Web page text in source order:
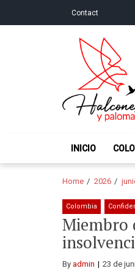
Contact
INICIO
Home 2026
Colombia
Miembro
By admin 23 de